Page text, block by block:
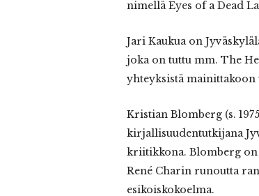
nimellä Eyes of a Dead
Jari Kaukua on
joka on tuttu mm. The
yhteyksistä mainittakoon
Kristian Blomberg (s.
kirjallisuudentutkijana
kriitikkona. Blomberg on
René Charin runoutta
esikoiskokoelma.